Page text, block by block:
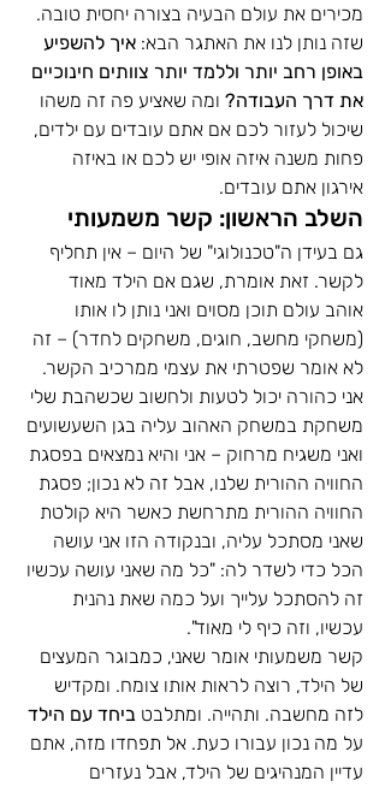
מכירים את עולם הבעיה בצורה יחסית טובה.
שזה נותן לנו את האתגר הבא: איך להשפיע
באופן רחב יותר וללמד יותר צוותים חינוכיים
את דרך העבודה? ומה שאציע פה זה משהו
שיכול לעזור לכם אם אתם עובדים עם ילדים,
פחות משנה איזה אופי יש לכם או באיזה
אירגון אתם עובדים.
השלב הראשון: קשר משמעותי
גם בעידן ה"טכנולוגי" של היום – אין תחליף
לקשר. זאת אומרת, שגם אם הילד מאוד
אוהב עולם תוכן מסוים ואני נותן לו אותו
(משחקי מחשב, חוגים, משחקים לחדר) – זה
לא אומר שפטרתי את עצמי ממרכיב הקשר.
אני כהורה יכול לטעות ולחשוב שכשהבת שלי
משחקת במשחק האהוב עליה בגן השעשועים
ואני משגיח מרחוק – אני והיא נמצאים בפסגת
החוויה ההורית שלנו, אבל זה לא נכון; פסגת
החוויה ההורית מתרחשת כאשר היא קולטת
שאני מסתכל עליה, ובנקודה הזו אני עושה
הכל כדי לשדר לה: "כל מה שאני עושה עכשיו
זה להסתכל עלייך ועל כמה שאת נהנית
עכשיו, וזה כיף לי מאוד".
קשר משמעותי אומר שאני, כמבוגר המעצים
של הילד, רוצה לראות אותו צומח. ומקדיש
לזה מחשבה. ותהייה. ומתלבט ביחד עם הילד
על מה נכון עבורו כעת. אל תפחדו מזה, אתם
עדיין המנהיגים של הילד, אבל נעזרים